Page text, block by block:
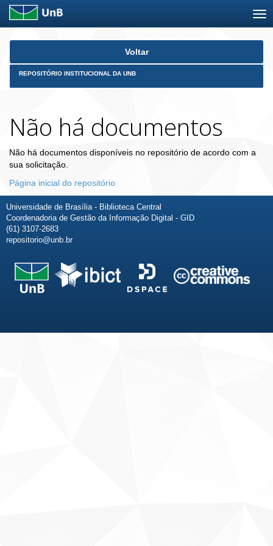
Skip
Voltar
REPOSITÓRIO INSTITUCIONAL DA UNB
Não há documentos
Não há documentos disponíveis no repositório de acordo com a
sua solicitação.
Página inicial do repositório
Universidade de Brasília - Biblioteca Central
Coordenadoria de Gestão da Informação Digital - GID
(61) 3107-2683
repositorio@unb.br